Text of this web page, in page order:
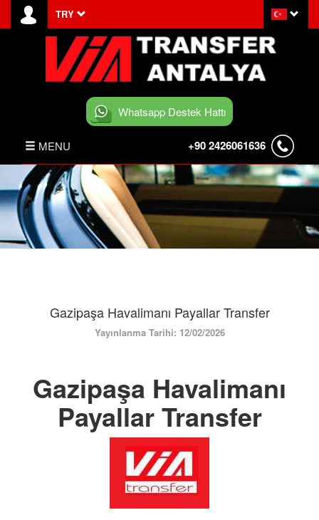
TRY
Whatsapp Destek Hattı
MENU +90 2426061636
ANASAYFA
HABERLER
BELEK TRANSFER
ÜYE GİRİŞİ / KAYIT
Gazipaşa Havalimanı Payallar Transfer
Yayınlanma Tarihi: 12/02/2026
Gazipaşa Havalimanı
Payallar Transfer